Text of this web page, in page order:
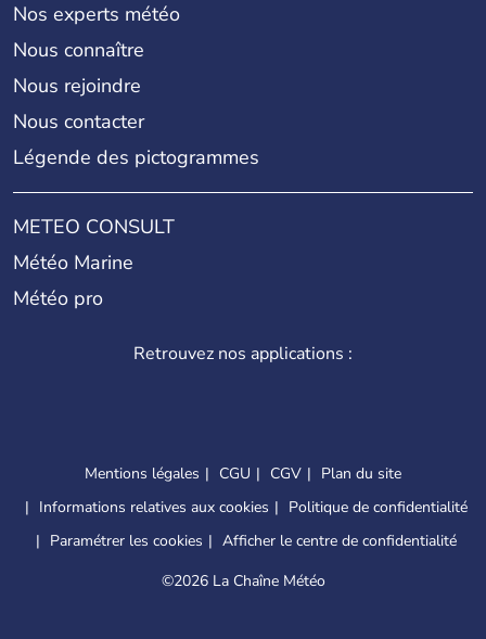
Nos experts météo
Nous connaître
Nous rejoindre
Nous contacter
Légende des pictogrammes
METEO CONSULT
Météo Marine
Météo pro
Retrouvez nos applications :
Mentions légales CGU CGV
Plan du site
Informations relatives aux cookies
Politique de confidentialité
Paramétrer les cookies
Afficher le centre de confidentialité
©2026 La Chaîne Météo